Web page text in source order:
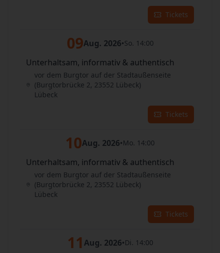
Tickets
09Aug. 2026•So. 14:00
Unterhaltsam, informativ & authentisch
vor dem Burgtor auf der Stadtaußenseite
(Burgtorbrücke 2, 23552 Lübeck)
Lübeck
Tickets
10Aug. 2026•Mo. 14:00
Unterhaltsam, informativ & authentisch
vor dem Burgtor auf der Stadtaußenseite
(Burgtorbrücke 2, 23552 Lübeck)
Lübeck
Tickets
11 Aug. 2026•Di. 14:00